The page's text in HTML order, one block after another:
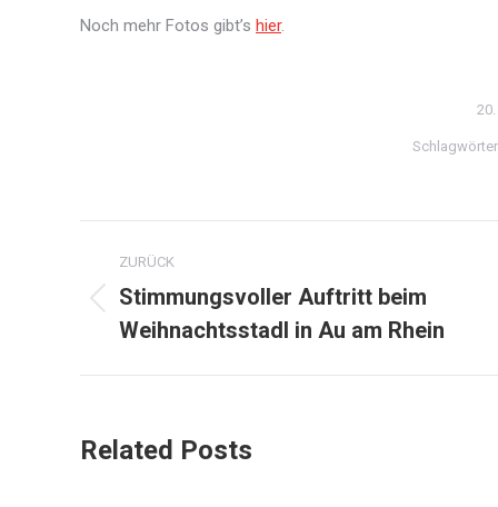
Noch mehr Fotos gibt’s hier.
Kommentarnavigation
ZURÜCK
Vorheriger
Beitrag:
Stimmungsvoller Auftritt beim
Weihnachtsstadl in Au am Rhein
Related Posts